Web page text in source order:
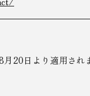
20日より適用され